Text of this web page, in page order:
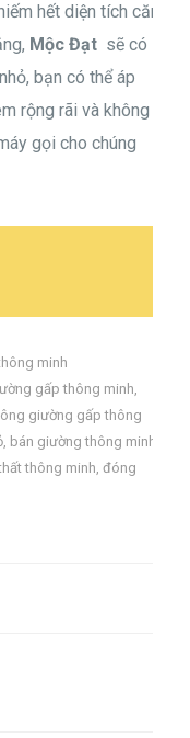
hết diện tích căn
Mộc Đạt sẽ có
bạn có thể áp
rộng rãi và không
gọi cho chúng
minh
gấp thông minh,
giường gấp thông
, bán giường thông minh
thông minh, đóng